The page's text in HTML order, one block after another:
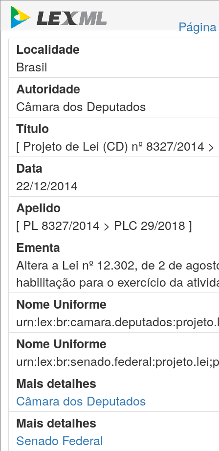
Localidade
Brasil
Autoridade
Câmara dos Deputados
Título
[ Projeto de Lei (CD) nº 8327/2014
Data
22/12/2014
Apelido
[ PL 8327/2014 > PLC 29/2018 ]
Ementa
Altera a Lei nº 12.302, de 2 de
habilitação para o exercício da
Nome Uniforme
Nome Uniforme
Mais detalhes
Câmara dos Deputados
Mais detalhes
Senado Federal